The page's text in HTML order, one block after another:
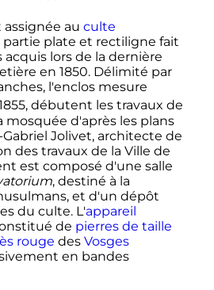
assignée au culte
partie plate et rectiligne fait
lors de la dernière
en 1850. Délimité par
l'enclos mesure
débutent les travaux de
d'après les plans
Jolivet, architecte de
des travaux de la Ville de
est composé d'une salle
, destiné à la
et d'un dépôt
du culte. L'appareil
de pierres de taille
rouge des Vosges
en bandes